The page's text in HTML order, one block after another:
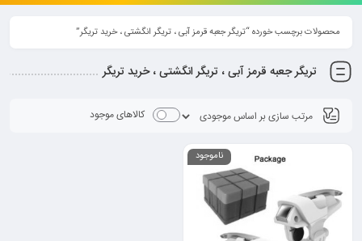
محصولات برچسب خورده “تریگر جعبه قرمز آبی ، تریگر انگشتی ، خرید تریگر”
تریگر جعبه قرمز آبی ، تریگر انگشتی ، خرید تریگر
کالاهای موجود
ناموجود